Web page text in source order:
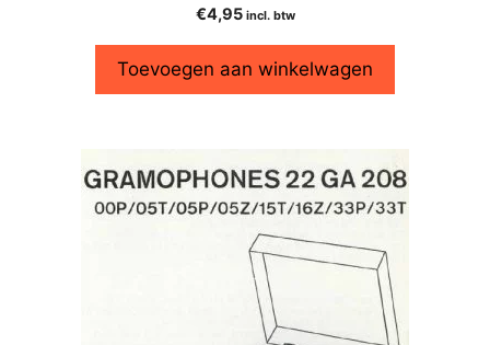
€4,95 incl. btw
Toevoegen aan winkelwagen